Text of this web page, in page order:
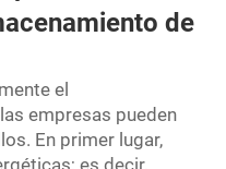
de
el
empresas pueden
En primer lugar,
es decir,